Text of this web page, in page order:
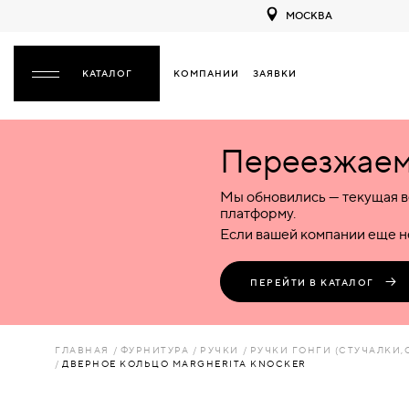
МОСКВА
КОМПАНИИ ЗАЯВКИ
НАЗАД
ПЛАСТИКОВЫЕ
ЛЮКИ
Межкомнатные
Деревянные
Пластиковые
Комбинированные
Входные
Металлические
Пластиковые
Стеклянные
Комбинированные
Специализированные
Металлические
Пластиковые
Стеклянные
Комбинированные
Мы обновились — текущая
платформу.
Если вашей компании еще
ПЕРЕЙТИ В КАТАЛОГ
ГЛАВНАЯ ФУРНИТУРА РУЧКИ
РУЧКИ ГОНГИ
ДВЕРНОЕ КОЛЬЦО MARGHERITA KNOCKER